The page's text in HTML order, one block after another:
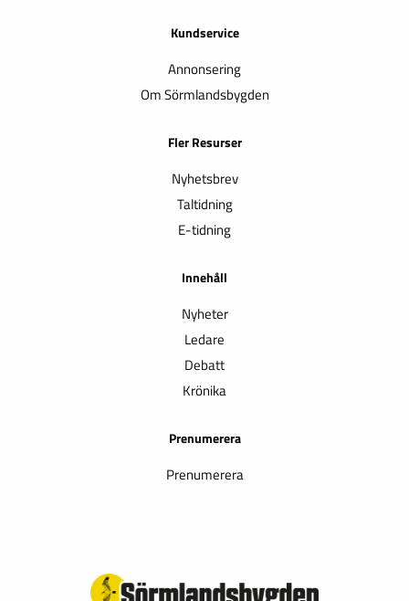
Kundservice
Annonsering
Om Sörmlandsbygden
Fler Resurser
Nyhetsbrev
Taltidning
E-tidning
Innehåll
Nyheter
Ledare
Debatt
Krönika
Prenumerera
Prenumerera